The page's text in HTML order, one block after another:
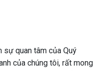
sự quan tâm của Quý
của chúng tôi, rất mong